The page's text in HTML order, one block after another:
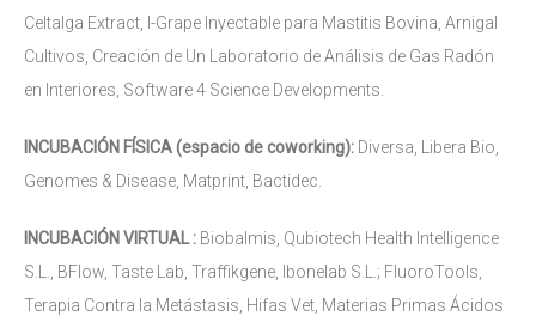
Celtalga Extract, I-Grape Inyectable para Mastitis Bovina, Arnigal
Cultivos, Creación de Un Laboratorio de Análisis de Gas Radón
en Interiores, Software 4 Science Developments.
INCUBACIÓN FÍSICA (espacio de coworking): Diversa, Libera Bio,
Genomes & Disease, Matprint, Bactidec.
INCUBACIÓN VIRTUAL : Biobalmis, Qubiotech Health Intelligence
S.L., BFlow, Taste Lab, Traffikgene, Ibonelab S.L.; FluoroTools,
Terapia Contra la Metástasis, Hifas Vet, Materias Primas Ácidos